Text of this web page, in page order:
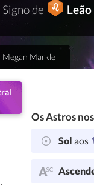
de Leão
Megan Markle
Os Astros
Sol aos